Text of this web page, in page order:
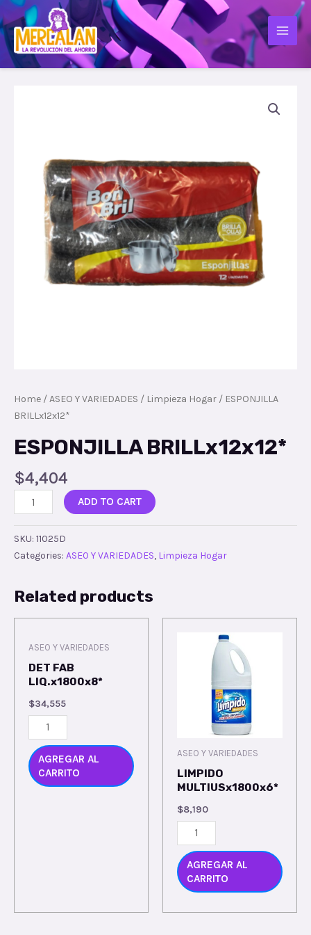
Home /ASEO Y VARIEDADES / Limpieza Hogar / ESPONJILLA
BRILLx12x12*
ESPONJILLA BRILLx12x12*
$4,404
ADD TO CART
SKU: 11025D
Categories: ASEO Y VARIEDADES, Limpieza Hogar
Related products
ASEO Y VARIEDADES
DET FAB
LIQ.x1800x8*
$34,555
AGREGAR AL
CARRITO
ASEO Y VARIEDADES
LIMPIDO
MULTIUSx1800x6*
$8,190
AGREGAR AL
CARRITO